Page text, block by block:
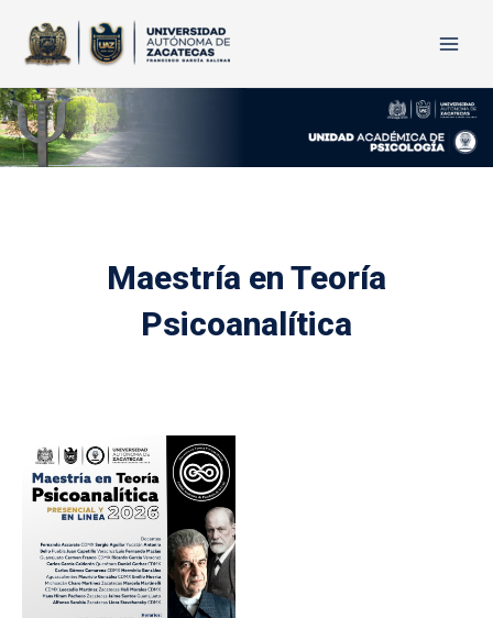
contenido
Maestría en Teoría
Psicoanalítica